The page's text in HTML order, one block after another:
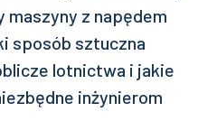
maszyny z napędem
sposób sztuczna
lotnictwa i jakie
inżynierom